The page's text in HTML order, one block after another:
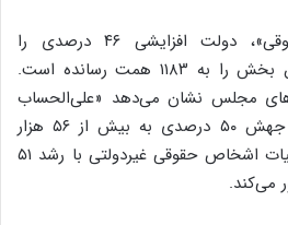
در سرفصل «اشخاص حقوقی»، دولت افزایشی ۴۶ درصدی را
هدف‌گذاری کرده و رقم این بخش را به ۱۱۸۳ همت رسانده است.
مجلس نشان می‌دهد «علی‌الحساب
اشخاص حقوقی دولتی» با جهش ۵۰ درصدی به بیش از ۵۶ هزار
میلیارد تومان می‌رسد و مالیات اشخاص حقوقی غیردولتی با رشد ۵۱